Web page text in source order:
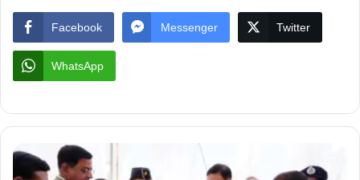
Facebook Messenger Twitter
WhatsApp